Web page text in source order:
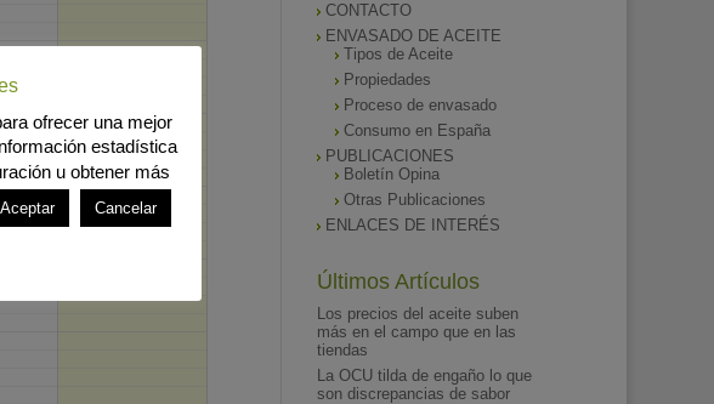
CONTACTO
ENVASADO DE ACEITE
Tipos de Aceite
Propiedades
Proceso de envasado
Consumo en España
PUBLICACIONES
Boletín Opina
Otras Publicaciones
ENLACES DE INTERÉS
Últimos Artículos
Los precios del aceite suben
más en el campo que en las
tiendas
La OCU tilda de engaño lo que
son discrepancias de sabor
ofrecer una mejor
estadística
u obtener más
Aceptar Cancelar